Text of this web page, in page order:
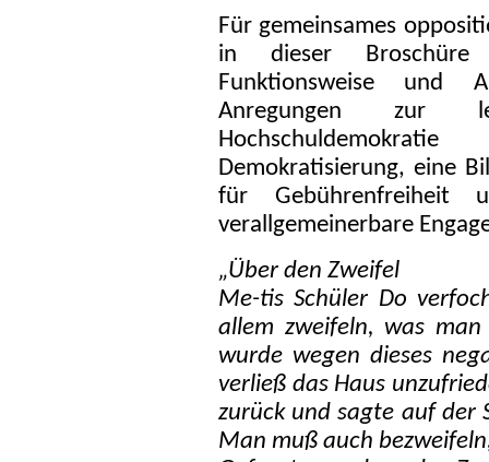
Für gemeinsames
in dieser Broschüre
Funktionsweise und
Anregungen zur
Demokratisierung, eine
für Gebührenfreiheit
verallgemeinerbare
„Über den Zweifel
Me-tis Schüler Do
allem zweifeln, was
wurde wegen dieses
verließ das Haus
zurück und sagte auf der
Man muß auch